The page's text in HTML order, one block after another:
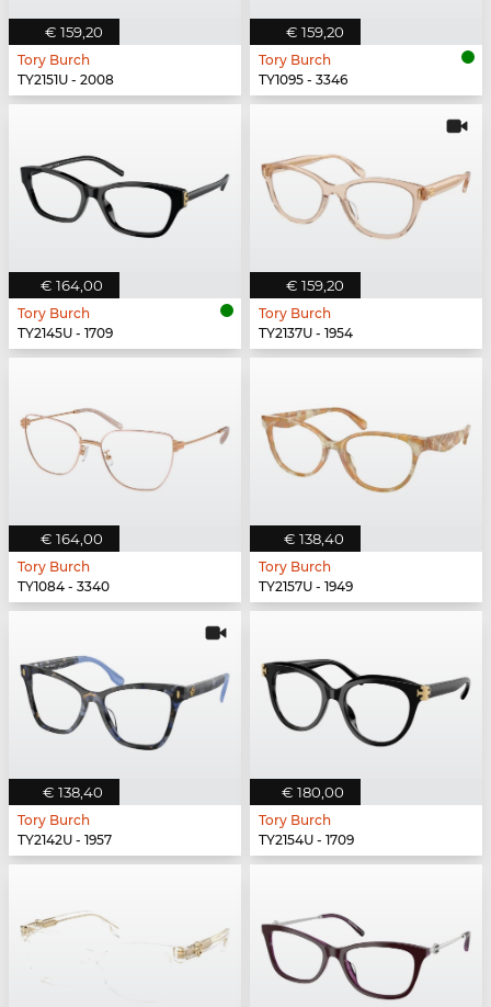
€ 159,20
Tory Burch
TY2151U - 2008
€ 159,20
Tory Burch
TY1095 - 3346
€ 164,00
Tory Burch
TY2145U - 1709
€ 159,20
Tory Burch
TY2137U - 1954
€ 164,00
Tory Burch
TY1084 - 3340
€ 138,40
Tory Burch
TY2157U - 1949
€ 138,40
Tory Burch
TY2142U - 1957
€ 180,00
Tory Burch
TY2154U - 1709